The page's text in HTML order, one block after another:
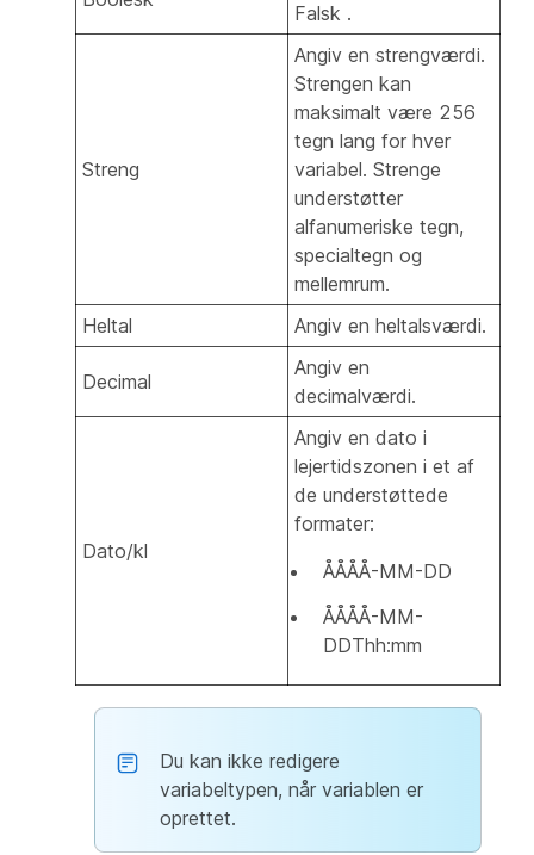
Falsk .
Streng
Angiv en strengværdi.
Strengen kan
maksimalt være 256
tegn lang for hver
variabel. Strenge
understøtter
alfanumeriske tegn,
specialtegn og
mellemrum.
Heltal
Angiv en heltalsværdi.
Decimal
Angiv en
decimalværdi.
Dato/kl
Angiv en dato i
lejertidszonen i et af
de understøttede
formater:
ÅÅÅÅ-MM-DD
ÅÅÅÅ-MM-
DDThh:mm
Du kan ikke redigere
variabeltypen, når variablen er
oprettet.